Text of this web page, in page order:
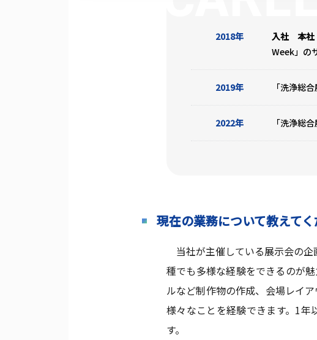
2018年 入社 本社
Week」の
2019年 「洗浄総
2022年 「洗浄総
現在の業務について教えてく
当社が主催している展示会の
種でも多様な経験をできるのが
ルなど制作物の作成、会場レイ
様々なことを経験できます。1
す。